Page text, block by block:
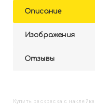
Описание
Изображения
Отзывы
Купить Раскраска с